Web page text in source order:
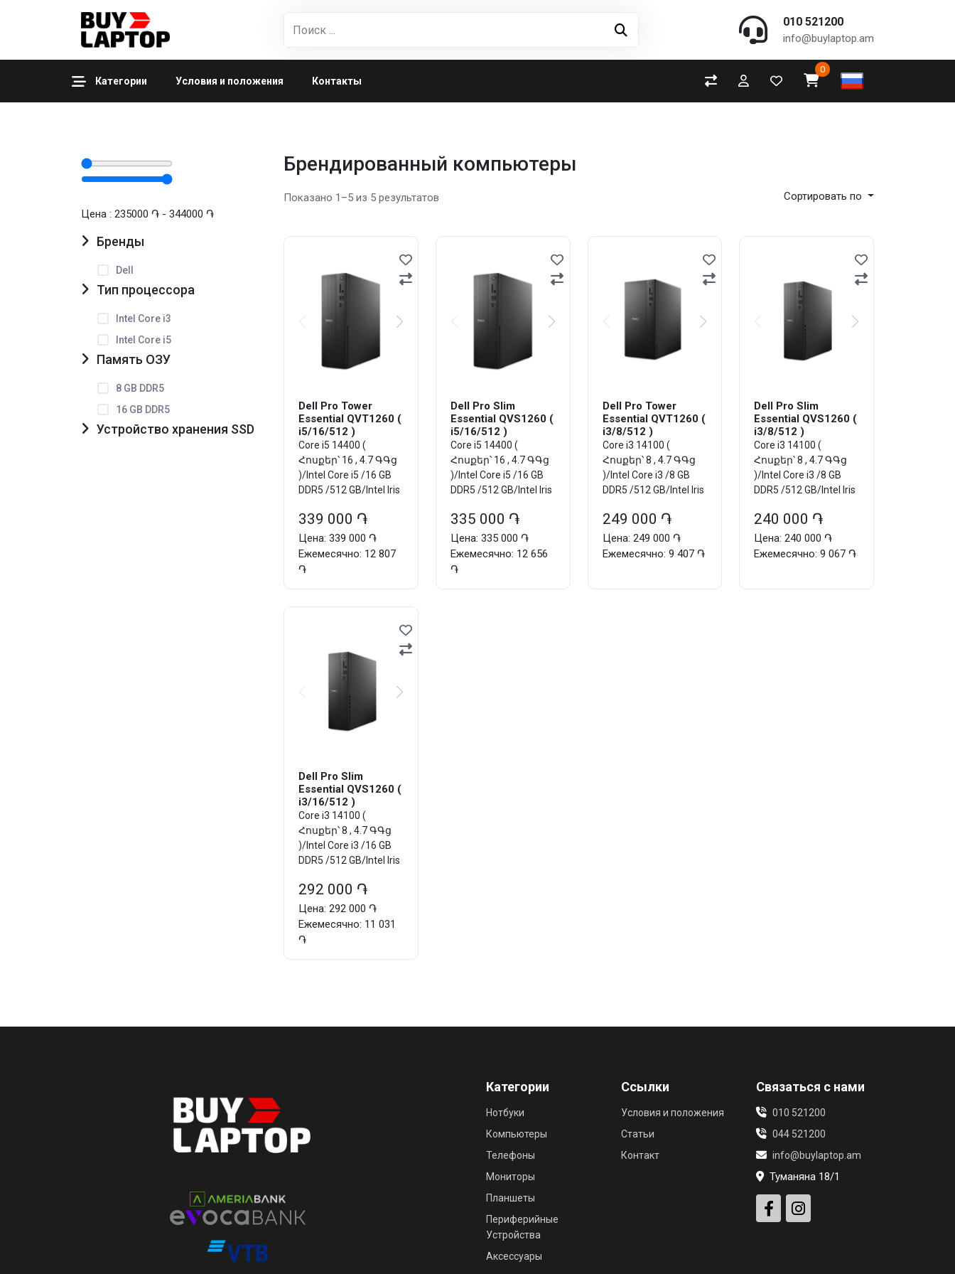
010 521200
info@buylaptop.am
Категории Условия и положения Контакты
0
Цена : 235000 ֏ - 344000 ֏
Бренды
Dell
Тип процессора
Intel Core i3
Intel Core i5
Память ОЗУ
8 GB DDR5
16 GB DDR5
Устройство хранения SSD
Брендированный компьютеры
Сортировать по
Показано 1–5 из 5 результатов
Dell Pro Tower
Essential QVT1260 (
i5/16/512 )
Core i5 14400 (
Հոսքեր՝ 16 , 4.7 ԳԳց
)/Intel Core i5 /16 GB
DDR5 /512 GB/Intel Iris
339 000 ֏
Цена: 339 000 ֏
Ежемесячно: 12 807
֏
Dell Pro Slim
Essential QVS1260 (
i5/16/512 )
Core i5 14400 (
Հոսքեր՝ 16 , 4.7 ԳԳց
)/Intel Core i5 /16 GB
DDR5 /512 GB/Intel Iris
335 000 ֏
Цена: 335 000 ֏
Ежемесячно: 12 656
֏
Dell Pro Tower
Essential QVT1260 (
i3/8/512 )
Core i3 14100 (
Հոսքեր՝ 8 , 4.7 ԳԳց
)/Intel Core i3 /8 GB
DDR5 /512 GB/Intel Iris
249 000 ֏
Цена: 249 000 ֏
Ежемесячно: 9 407 ֏
Dell Pro Slim
Essential QVS1260 (
i3/8/512 )
Core i3 14100 (
Հոսքեր՝ 8 , 4.7 ԳԳց
)/Intel Core i3 /8 GB
DDR5 /512 GB/Intel Iris
240 000 ֏
Цена: 240 000 ֏
Ежемесячно: 9 067 ֏
Dell Pro Slim
Essential QVS1260 (
i3/16/512 )
Core i3 14100 (
Հոսքեր՝ 8 , 4.7 ԳԳց
)/Intel Core i3 /16 GB
DDR5 /512 GB/Intel Iris
292 000 ֏
Цена: 292 000 ֏
Ежемесячно: 11 031
֏
Категории
Нотбуки
Компьютеры
Телефоны
Мониторы
Планшеты
Периферийные
Устройства
Аксессуары
Ссылки
Условия и положения
Статьи
Контакт
Связаться с нами
010 521200
044 521200
info@buylaptop.am
Туманяна 18/1